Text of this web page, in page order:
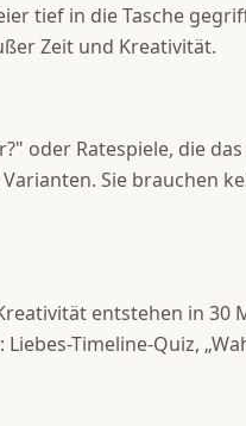
tief in die Tasche
Zeit und Kreativität.
oder Ratespiele, die
Sie brauchen
entstehen in 30
Timeline-Quiz,